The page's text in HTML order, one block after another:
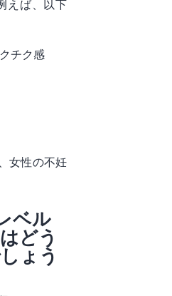
えば、以下
チク感
女性の不妊
ベル
どう
ょう